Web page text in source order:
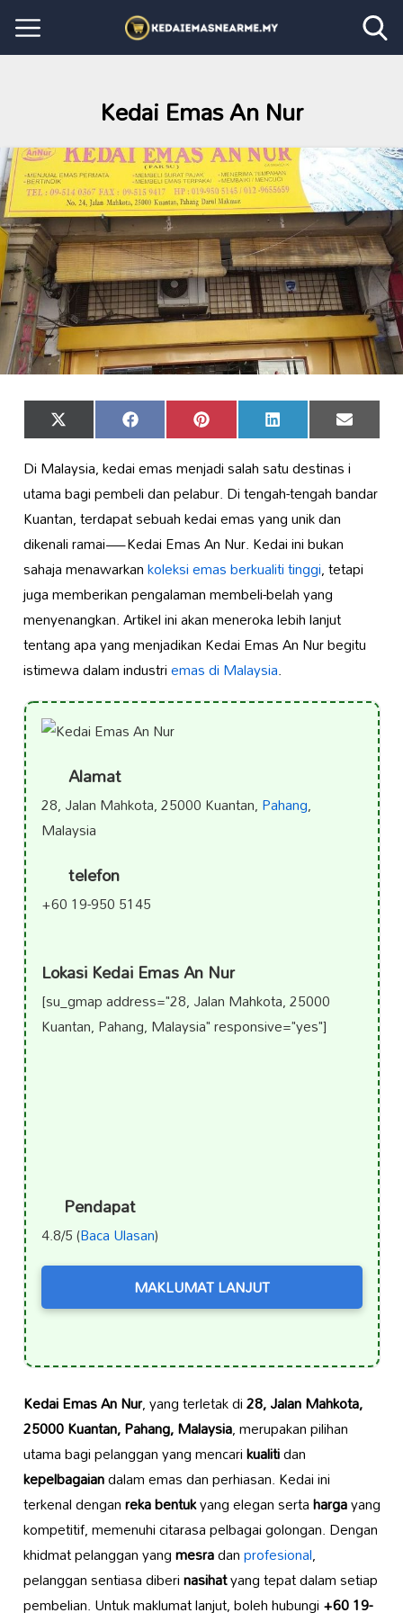
Kedai Emas An Nur
Share
on
X
(Twitter)
Share
on
Facebook Share
on
Pinterest Share
on
LinkedIn Share
on
Email
Di Malaysia, kedai emas menjadi salah satu destinas i
utama bagi pembeli dan pelabur. Di tengah-tengah bandar
Kuantan, terdapat sebuah kedai emas yang unik dan
dikenali ramai—Kedai Emas An Nur. Kedai ini bukan
sahaja menawarkankoleksiemas berkualiti tinggi, tetapi
juga memberikan pengalaman membeli-belah yang
menyenangkan. Artikel ini akan meneroka lebih lanjut
tentang apa yang menjadikan Kedai Emas An Nur begitu
istimewa dalam industriemas di Malaysia.
Alamat
28, Jalan Mahkota, 25000 Kuantan,Pahang,
Malaysia
telefon
+60 19-950 5145
Lokasi Kedai Emas An Nur
[su_gmap address="28, Jalan Mahkota, 25000
Kuantan, Pahang, Malaysia" responsive="yes"]
Pendapat
4.8/5 (Baca Ulasan)
MAKLUMAT LANJUT
Kedai Emas An Nur, yang terletak di28, Jalan Mahkota,
25000 Kuantan, Pahang, Malaysia, merupakan pilihan
utama bagi pelanggan yang mencarikualitidan
kepelbagaiandalam emas dan perhiasan. Kedai ini
terkenal denganreka bentukyang elegan sertahargayang
kompetitif, memenuhi citarasa pelbagai golongan. Dengan
khidmat pelanggan yangmesradanprofesional,
pelanggan sentiasa diberinasihatyang tepat dalam setiap
pembelian. Untuk maklumat lanjut, boleh hubungi+60 19-